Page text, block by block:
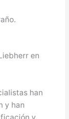
en
han
y han